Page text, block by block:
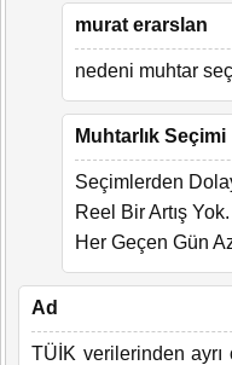
murat erarslan
nedeni muhtar
Muhtarlık Seçimi
Seçimlerden
Reel Bir Artış Yok.
Her Geçen Gün
Ad
TÜİK verilerinden